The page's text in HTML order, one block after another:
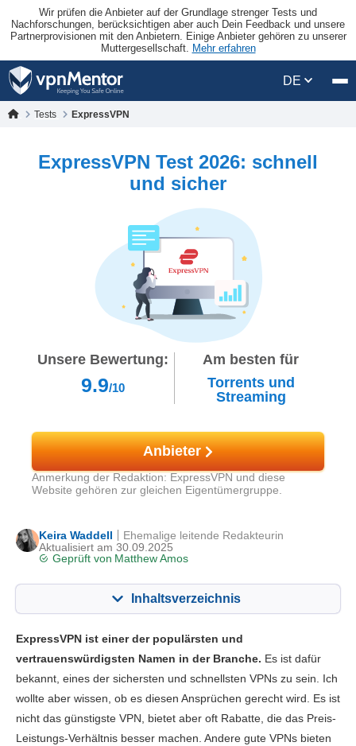
Wir prüfen die Anbieter auf der Grundlage strenger Tests und
Nachforschungen, berücksichtigen aber auch Dein Feedback und unsere
Partnerprovisionen mit den Anbietern. Einige Anbieter gehören zu unserer
Muttergesellschaft. Mehr erfahren
DE
Tests ExpressVPN
ExpressVPN Test 2026: schnell
und sicher
Unsere Bewertung:
9.9/10
Am besten für
Torrents und
Streaming
Anbieter
Anmerkung der Redaktion: ExpressVPN und diese
Website gehören zur gleichen Eigentümergruppe.
Keira Waddell
Aktualisiert am 30.09.2025
Geprüft von Matthew Amos
Ehemalige leitende Redakteurin
Inhaltsverzeichnis
Hauptfunktionen 10.0
Streaming 10.0
Spielen 9.5
ExpressVPN ist einer der populärsten und
vertrauenswürdigsten Namen in der Branche. Es ist dafür
bekannt, eines der sichersten und schnellsten VPNs zu sein. Ich
wollte aber wissen, ob es diesen Ansprüchen gerecht wird. Es ist
nicht das günstigste VPN, bietet aber oft Rabatte, die das Preis-
Leistungs-Verhältnis besser machen. Andere gute VPNs bieten